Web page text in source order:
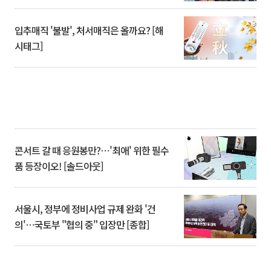
입추매직 '불발', 처서매직은 올까요? [해
시태그]
콘서트 갈 때 응원봉만?⋯'최애' 위한 필수
품 등장이오! [솔드아웃]
서울시, 정부에 정비사업 규제 완화 '건
의'⋯국토부 "협의 중" 입장만 [종합]